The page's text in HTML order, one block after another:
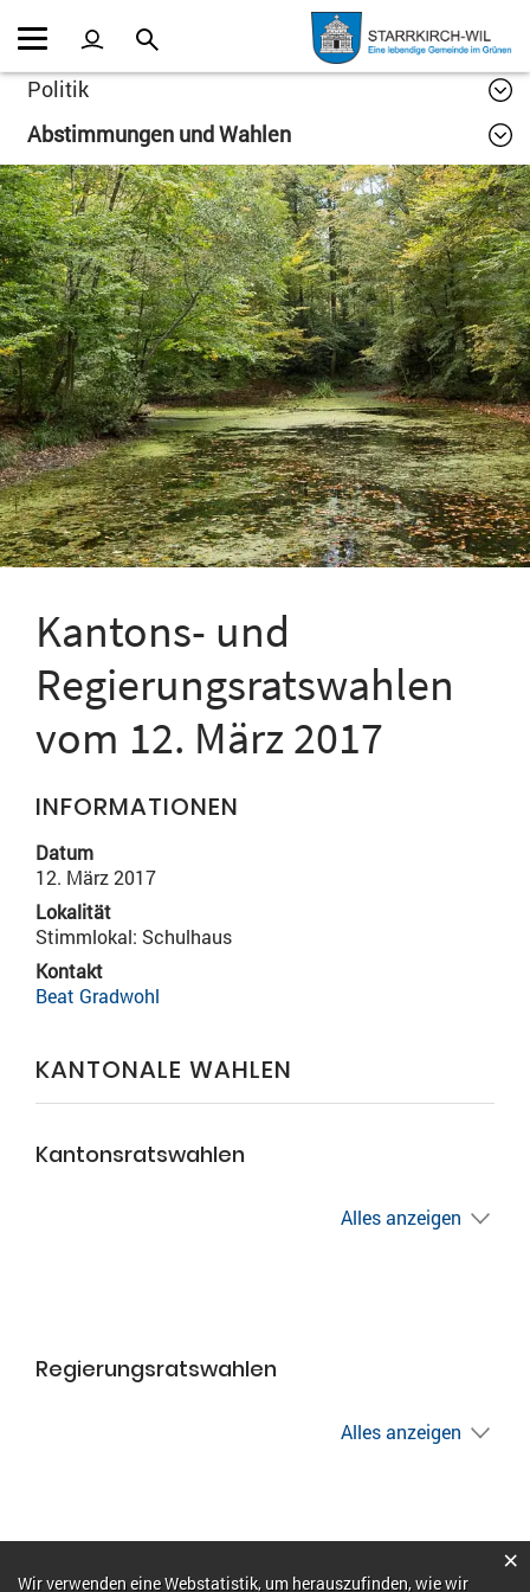
Kopfzeile
Inhalt
Politik
Abstimmungen und Wahlen
Kantons- und
Regierungsratswahlen
vom 12. März 2017
INFORMATIONEN
Datum
12. März 2017
Lokalität
Stimmlokal: Schulhaus
Kontakt
Beat Gradwohl
KANTONALE WAHLEN
Kantonsratswahlen
Alles anzeigen
Regierungsratswahlen
Alles anzeigen
Webstatistik
Wir verwenden eine Webstatistik, um herauszufinden, wie wir
×